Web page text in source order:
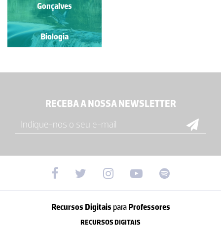
Gonçalves
Biologia
RECEBA A NOSSA NEWSLETTER
Recursos Digitais paraProfessores
RECURSOS DIGITAIS